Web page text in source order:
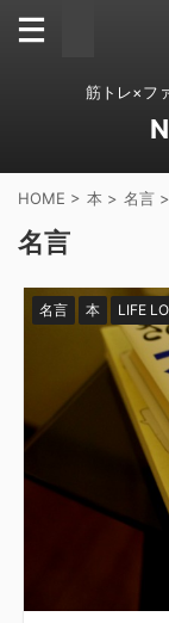
筋トレ×フ
HOME > 本 > 名言 >
名言
名言 本 LIFE